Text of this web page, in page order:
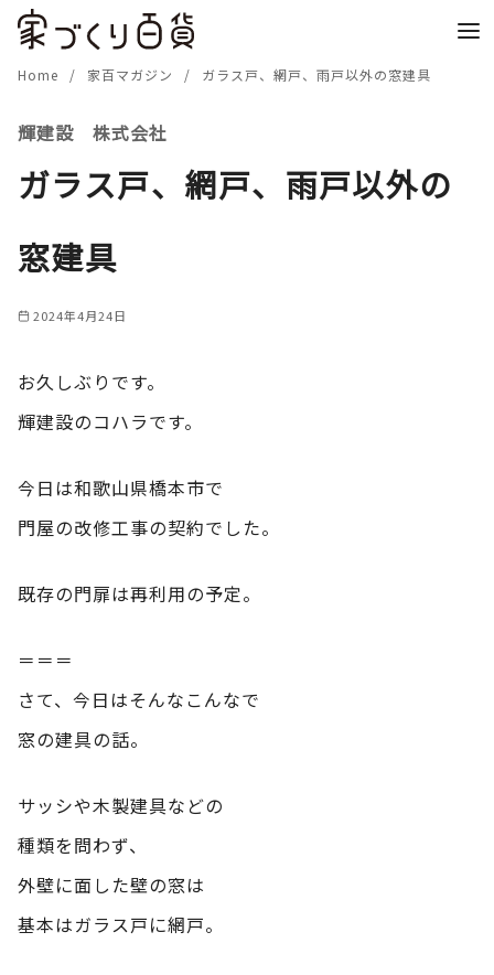
Home 家百マガジン ガラス戸、網戸、雨戸以外の窓建具
輝建設 株式会社
ガラス戸、網戸、雨戸以外の
窓建具
2024年4月24日
お久しぶりです。
輝建設のコハラです。
今日は和歌山県橋本市で
門屋の改修工事の契約でした。
既存の門扉は再利用の予定。
＝＝＝
さて、今日はそんなこんなで
窓の建具の話。
サッシや木製建具などの
種類を問わず、
外壁に面した壁の窓は
基本はガラス戸に網戸。